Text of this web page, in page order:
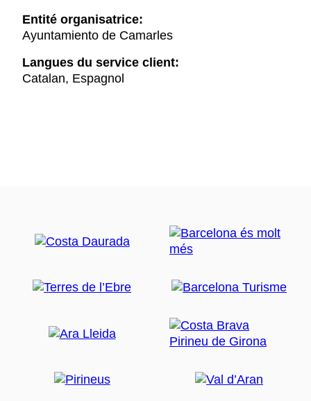
Entité organisatrice:
Ayuntamiento de Camarles
Langues du service client:
Catalan, Espagnol